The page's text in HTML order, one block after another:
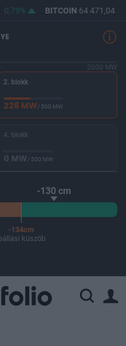
0,79% BITCOIN 64 471,04
2000 MW
2. blokk
226 MW/ 500 MW
4. blokk
0 MW/ 500 MW
-130 cm
-134cm
küszöb